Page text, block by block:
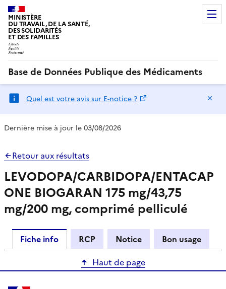
MINISTÈRE
DU TRAVAIL, DE LA SANTÉ,
DES SOLIDARITÉS
ET DES FAMILLES
Base de Données Publique des Médicaments
Quel est votre avis sur E-notice ?
Dernière mise à jour le 03/08/2026
Retour aux résultats
LEVODOPA/CARBIDOPA/ENTACAP
ONE BIOGARAN 175 mg/43,75
mg/200 mg, comprimé pelliculé
Fiche info RCP Notice
Bon usage
Haut de page